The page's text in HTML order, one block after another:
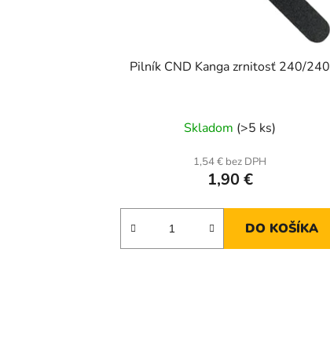
Pilník CND Kanga zrnitosť 240/240
Skladom (>5 ks)
1,54 € bez DPH
1,90 €
DO KOŠÍKA